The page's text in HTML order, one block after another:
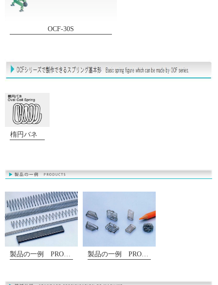
OCF-30S
楕円バネ
製品の一例 PRODUCT 製品の一例 PRODUCT